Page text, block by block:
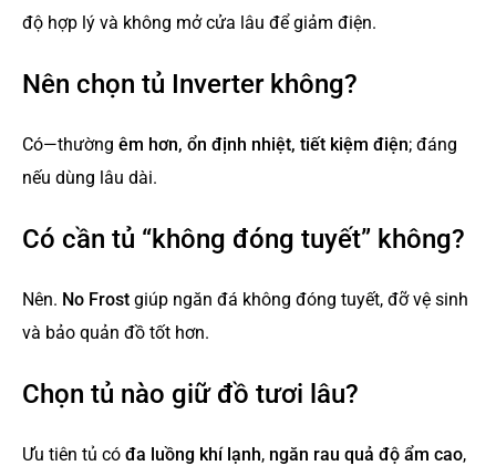
độ hợp lý và không mở cửa lâu để giảm điện.
Nên chọn tủ Inverter không?
Có—thường êm hơn, ổn định nhiệt, tiết kiệm điện; đáng
nếu dùng lâu dài.
Có cần tủ “không đóng tuyết” không?
Nên. No Frost giúp ngăn đá không đóng tuyết, đỡ vệ sinh
và bảo quản đồ tốt hơn.
Chọn tủ nào giữ đồ tươi lâu?
Ưu tiên tủ có đa luồng khí lạnh, ngăn rau quả độ ẩm cao,